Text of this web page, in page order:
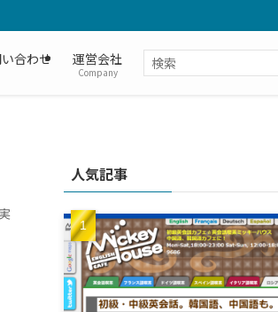
合わせ 運営会社
Company
人気記事